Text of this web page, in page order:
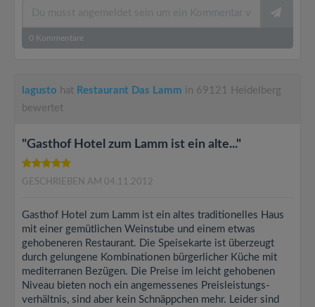
0 Kommentare
lagusto hat Restaurant Das Lamm in 69121 Heidelberg
bewertet
"Gasthof Hotel zum Lamm ist ein alte..."
GESCHRIEBEN AM 04.11.2012
Gasthof Hotel zum Lamm ist ein altes traditionelles Haus
mit einer gemütlichen Weinstube und einem etwas
gehobeneren Restaurant. Die Speisekarte ist überzeugt
durch gelungene Kombinationen bürgerlicher Küche mit
mediterranen Bezügen. Die Preise im leicht gehobenen
Niveau bieten noch ein angemessenes Preisleistungs-
verhältnis, sind aber kein Schnäppchen mehr. Leider sind